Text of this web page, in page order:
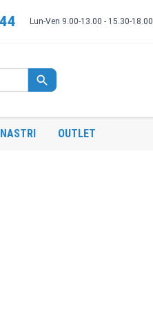
Lun-Ven 9.00-13.00 - 15.30-18.00
NASTRI OUTLET